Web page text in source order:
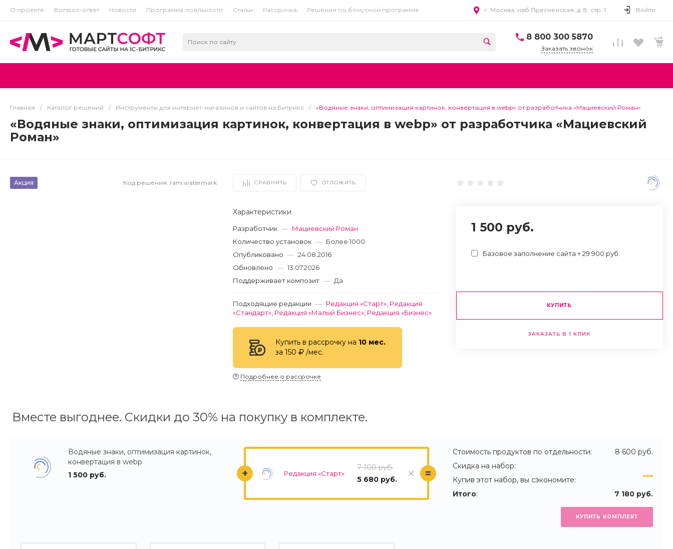
О проекте Вопрос-ответ Новости Программа лояльности Статьи Рассрочка Решения по бонусной программе г. Москва, наб Пресненская, д. 8, стр. 1 Войти
8 800 300 5870
Заказать звонок
Главная / Каталог решений / Инструменты для интернет-магазинов и сайтов на Битрикс / «Водяные знаки, оптимизация картинок, конвертация в webp» от разработчика «Мациевский Роман»
«Водяные знаки, оптимизация картинок, конвертация в webp» от разработчика «Мациевский
Роман»
Акция Код решения: ram.watermark СРАВНИТЬ ОТЛОЖИТЬ
Характеристики
Разработчик — Мациевский Роман
Количество установок — Более 1000
Опубликовано — 24.08.2016
Обновлено — 13.07.2026
Поддерживает композит — Да
Подходящие редакции — Редакция «Старт» Редакция
«Стандарт» Редакция «Малый Бизнес» Редакция «Бизнес»
Купить в рассрочку на 10 мес.
за 150
/мес.
Подробнее о рассрочке
1 500 руб.
Базовое заполнение сайта + 29 900 руб.
КУПИТЬ
ЗАКАЗАТЬ В 1 КЛИК
Вместе выгоднее. Скидки до 30% на покупку в комплекте.
Водяные знаки, оптимизация картинок,
конвертация в webp
1 500 руб.
Редакция «Старт»
7 100 руб.
5 680 руб.
+ =
Стоимость продуктов по отдельности:
8 600 руб.
Скидка на набор:
Купив этот набор, вы сэкономите:
Итого: 7 180 руб.
КУПИТЬ КОМПЛЕКТ